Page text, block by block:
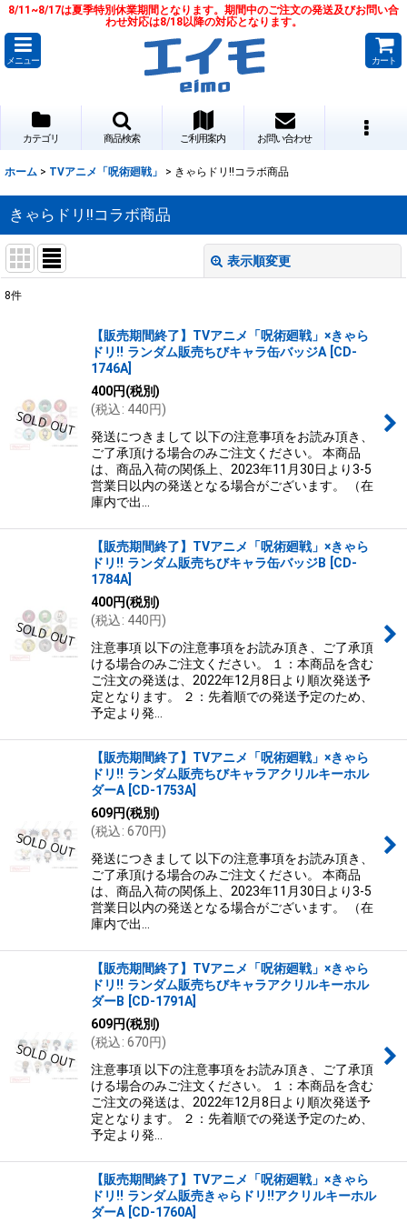
8/11~8/17は夏季特別休業期間となります。期間中のご注文の発送及びお問い合
わせ対応は8/18以降の対応となります。
メニュー カート
カテゴリ 商品検索 ご利用案内 お問い合わせ
ホーム > TVアニメ「呪術廻戦」 > きゃらドリ!!コラボ商品
きゃらドリ!!コラボ商品
表示順変更
8件
【販売期間終了】TVアニメ「呪術廻戦」×きゃら
ドリ!! ランダム販売ちびキャラ缶バッジA CD-
1746A
400円(税別)
(税込: 440円)
発送につきまして 以下の注意事項をお読み頂き、
ご了承頂ける場合のみご注文ください。 本商品
は、商品入荷の関係上、2023年11月30日より3-5
営業日以内の発送となる場合がございます。 （在
庫内で出…
【販売期間終了】TVアニメ「呪術廻戦」×きゃら
ドリ!! ランダム販売ちびキャラ缶バッジB
CD-
1784A
400円(税別)
(税込: 440円)
注意事項 以下の注意事項をお読み頂き、ご了承頂
ける場合のみご注文ください。 １：本商品を含む
ご注文の発送は、2022年12月8日より順次発送予
定となります。 ２：先着順での発送予定のため、
予定より発…
【販売期間終了】TVアニメ「呪術廻戦」×きゃら
ドリ!! ランダム販売ちびキャラアクリルキーホル
ダーA CD-1753A
609円(税別)
(税込: 670円)
発送につきまして 以下の注意事項をお読み頂き、
ご了承頂ける場合のみご注文ください。 本商品
は、商品入荷の関係上、2023年11月30日より3-5
営業日以内の発送となる場合がございます。 （在
庫内で出…
【販売期間終了】TVアニメ「呪術廻戦」×きゃら
ドリ!! ランダム販売ちびキャラアクリルキーホル
ダーB
CD-1791A
609円(税別)
(税込: 670円)
注意事項 以下の注意事項をお読み頂き、ご了承頂
ける場合のみご注文ください。 １：本商品を含む
ご注文の発送は、2022年12月8日より順次発送予
定となります。 ２：先着順での発送予定のため、
予定より発…
【販売期間終了】TVアニメ「呪術廻戦」×きゃら
ドリ!! ランダム販売きゃらドリ!!アクリルキーホル
ダーA CD-1760A